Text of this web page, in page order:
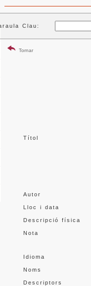
Clau:
Tornar
Títol
Autor
Lloc i data
Descripció física
Nota
Idioma
Noms
Descriptors